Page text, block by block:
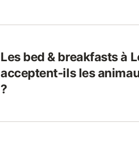
Les bed & breakfasts à
acceptent-ils les
?